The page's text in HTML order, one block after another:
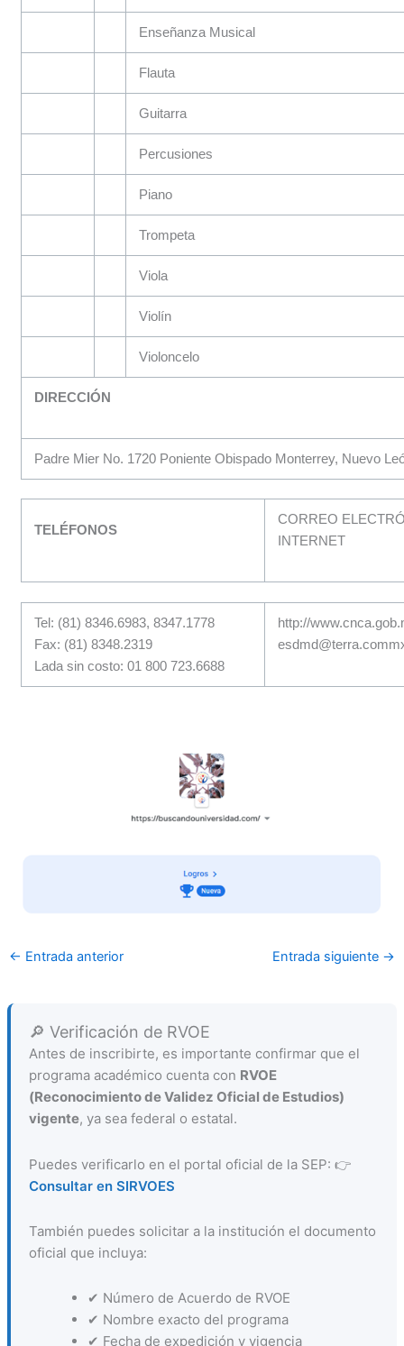
Enseñanza Musical
Flauta
Guitarra
Percusiones
Piano
Trompeta
Viola
Violín
Violoncelo
DIRECCIÓN
Padre Mier No. 1720 Poniente Obispado Monterrey, Nuevo
TELÉFONOS
CORREO
INTERNET
Tel: (81) 8346.6983, 8347.1778
Fax: (81) 8348.2319
Lada sin costo: 01 800 723.6688
http://
← Entrada anterior Entrada siguiente →
🔎 Verificación de RVOE
Antes de inscribirte, es importante confirmar que el
programa académico cuenta con RVOE
(Reconocimiento de Validez Oficial de Estudios)
vigente, ya sea federal o estatal.
Puedes verificarlo en el portal oficial de la SEP: 👉
Consultar en SIRVOES
También puedes solicitar a la institución el documento
oficial que incluya:
✔ Número de Acuerdo de RVOE
✔ Nombre exacto del programa
✔ Fecha de expedición y vigencia